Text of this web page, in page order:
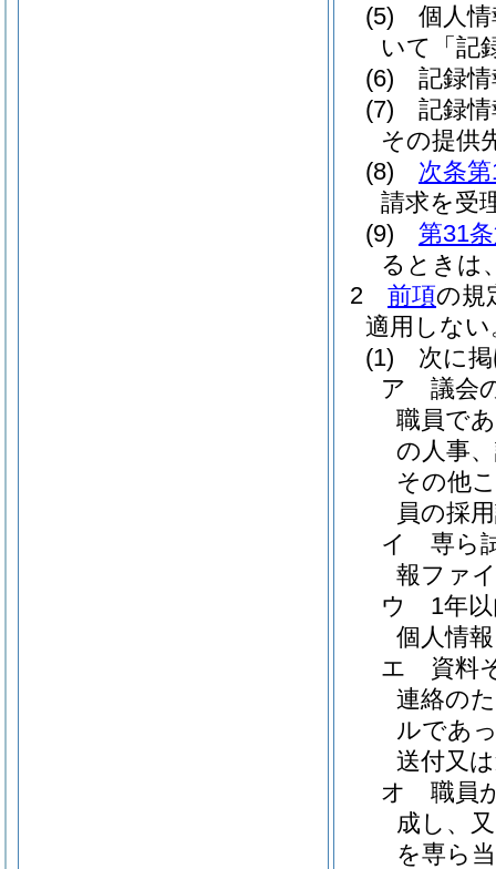
(5)
個人
いて「記
(6)
記録
(7)
記録
その提供
(8)
次条
請求を受
(9)
第31
るときは
2
前項の規
適用しない
(1)
次に
ア
議会
職員で
の人事
その他
員の採
イ
専ら
報ファ
ウ
1年
個人情
エ
資料
連絡の
ルであ
送付又
オ
職員
成し、
を専ら